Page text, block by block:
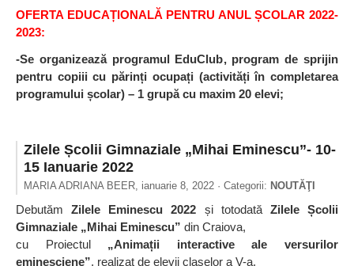
OFERTA EDUCAȚIONALĂ PENTRU ANUL ȘCOLAR 2022-
2023:
-Se organizează programul EduClub, program de sprijin
pentru copiii cu părinți ocupați (activități în completarea
programului școlar) – 1 grupă cu maxim 20 elevi;
Zilele Școlii Gimnaziale „Mihai Eminescu”- 10-
15 Ianuarie 2022
MARIA ADRIANA BEER, ianuarie 8, 2022 · Categorii: NOUTĂŢI
DebutămZilele Eminescu 2022 și totodată Zilele Școlii
Gimnaziale „Mihai Eminescu” din Craiova,
cu Proiectul „Animații interactive ale versurilor
eminesciene”, realizat de elevii claselor a V-a.